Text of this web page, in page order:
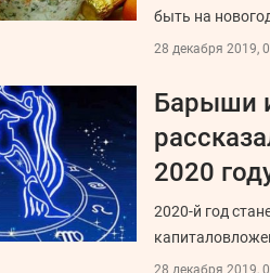
быть на
28 декабря 2019,
Барыши
2020
2020-й год
28 декабря 2019,